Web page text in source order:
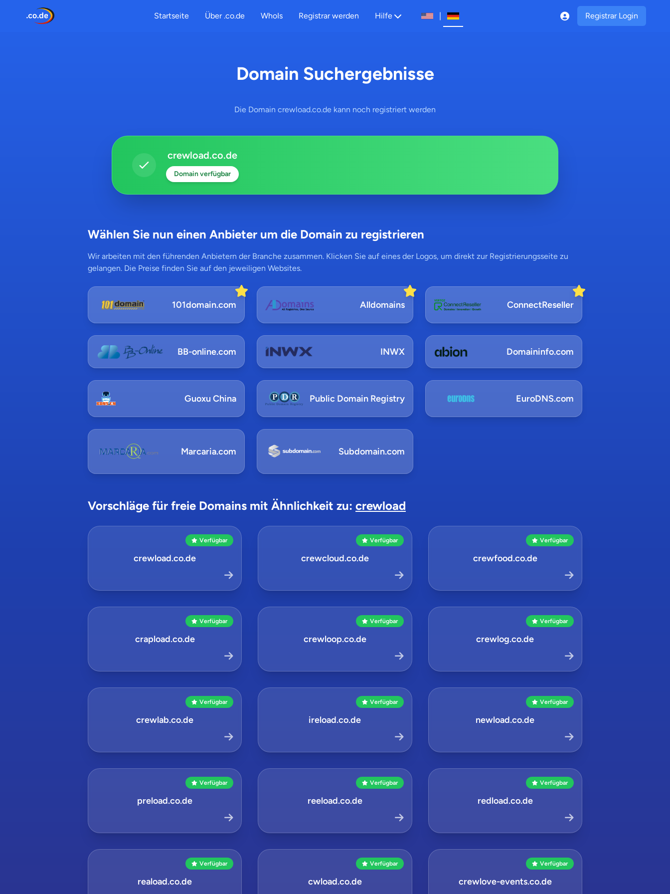
Startseite Über .co.de WhoIs Registrar werden Hilfe | Registrar Login
Domain Suchergebnisse
Die Domain crewload.co.de kann noch registriert werden
crewload.co.de
Domain verfügbar
Wählen Sie nun einen Anbieter um die Domain zu registrieren
Wir arbeiten mit den führenden Anbietern der Branche zusammen. Klicken Sie auf eines der Logos, um direkt zur Registrierungsseite zu
gelangen. Die Preise finden Sie auf den jeweiligen Websites.
101domain.com Alldomains ConnectReseller
BB-online.com INWX Domaininfo.com
Guoxu China Public Domain Registry EuroDNS.com
Marcaria.com Subdomain.com
Vorschläge für freie Domains mit Ähnlichkeit zu: crewload
Verfügbar
crewload.co.de
Verfügbar
crewcloud.co.de
Verfügbar
crewfood.co.de
Verfügbar
crapload.co.de
Verfügbar
crewloop.co.de
Verfügbar
crewlog.co.de
Verfügbar
crewlab.co.de
Verfügbar
ireload.co.de
Verfügbar
newload.co.de
Verfügbar
preload.co.de
Verfügbar
reeload.co.de
Verfügbar
redload.co.de
Verfügbar
reaload.co.de
Verfügbar
cwload.co.de
Verfügbar
crewlove-events.co.de